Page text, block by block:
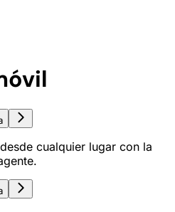
cualquier lugar con la